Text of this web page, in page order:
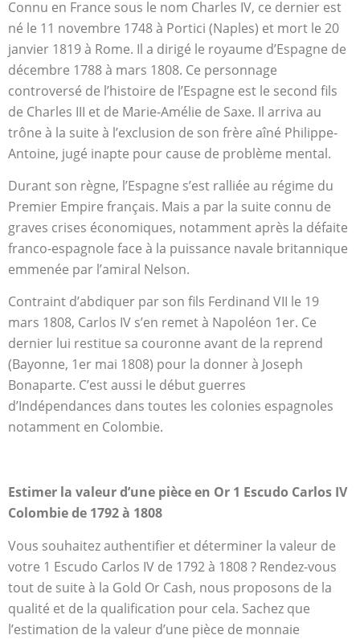
Connu en France sous le nom Charles IV, ce dernier est
né le 11 novembre 1748 à Portici (Naples) et mort le 20
janvier 1819 à Rome. Il a dirigé le royaume d’Espagne de
décembre 1788 à mars 1808. Ce personnage
controversé de l’histoire de l’Espagne est le second fils
de Charles III et de Marie-Amélie de Saxe. Il arriva au
trône à la suite à l’exclusion de son frère aîné Philippe-
Antoine, jugé inapte pour cause de problème mental.
Durant son règne, l’Espagne s’est ralliée au régime du
Premier Empire français. Mais a par la suite connu de
graves crises économiques, notamment après la défaite
franco-espagnole face à la puissance navale britannique
emmenée par l’amiral Nelson.
Contraint d’abdiquer par son fils Ferdinand VII le 19
mars 1808, Carlos IV s’en remet à Napoléon 1er. Ce
dernier lui restitue sa couronne avant de la reprend
(Bayonne, 1er mai 1808) pour la donner à Joseph
Bonaparte. C’est aussi le début guerres
d’Indépendances dans toutes les colonies espagnoles
notamment en Colombie.
Estimer la valeur d’une pièce en Or 1 Escudo Carlos IV
Colombie de 1792 à 1808
Vous souhaitez authentifier et déterminer la valeur de
votre 1 Escudo Carlos IV de 1792 à 1808 ? Rendez-vous
tout de suite à la Gold Or Cash, nous proposons de la
qualité et de la qualification pour cela. Sachez que
l’estimation de la valeur d’une pièce de monnaie